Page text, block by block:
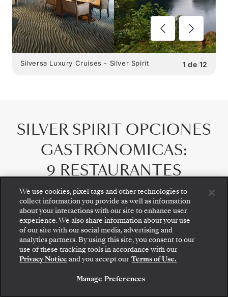
1 de 12
Silversa Luxury Cruises - Silver Spirit
SILVER SPIRIT OPCIONES
GASTRÓNOMICAS:
9 RESTAURANTES
Suba a bordo: elija su suite y revise las tarifas y los
servicios incluidos antes de confirmar de forma
segura su viaje con Silversea.
RESERVE SU SUITE
We use cookies, pixel tags and other technologies to
collect information you provide as well as information
about your interactions with our site to enhance user
experience. We also share information about your use
of our site with our social media, advertising and
analytics partners. By using this site, you consent to our
use of these tracking tools in accordance with our
Privacy Notice and you accept our Terms of Use.
Manage Preferences